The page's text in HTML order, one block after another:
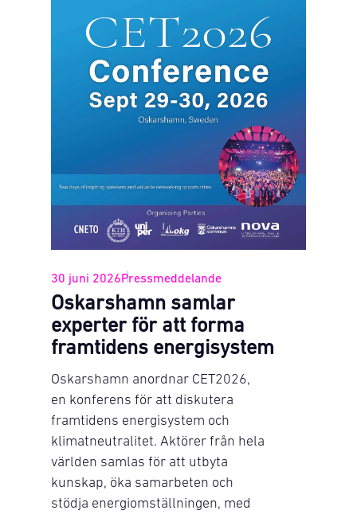
Oskarshamn samlar
experter för att forma
framtidens energisystem
30 juni 2026Pressmeddelande
Oskarshamn anordnar CET2026,
en konferens för att diskutera
framtidens energisystem och
klimatneutralitet. Aktörer från hela
världen samlas för att utbyta
kunskap, öka samarbeten och
stödja energiomställningen, med